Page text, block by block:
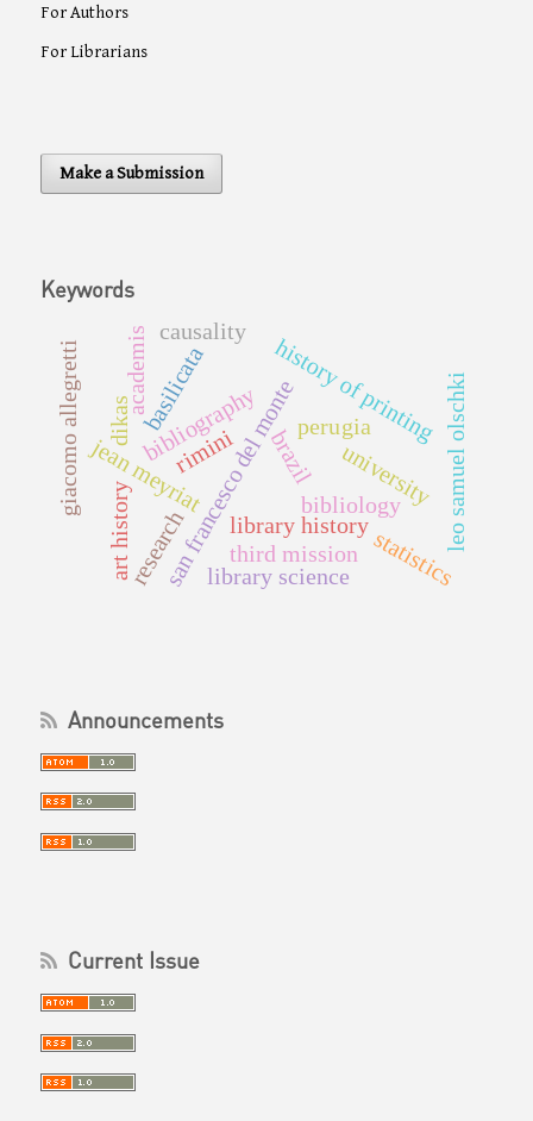
For Authors
For Librarians
Make a Submission
Keywords
san francesco del monteperugia
library history
jean meyriat bibliology
bibliography
basilicata history of printing
university
research
third mission
library science
statistics
academis
rimini
giacomo allegretti brazil
causality
dikas
art history leo samuel olschki
Announcements
Current Issue